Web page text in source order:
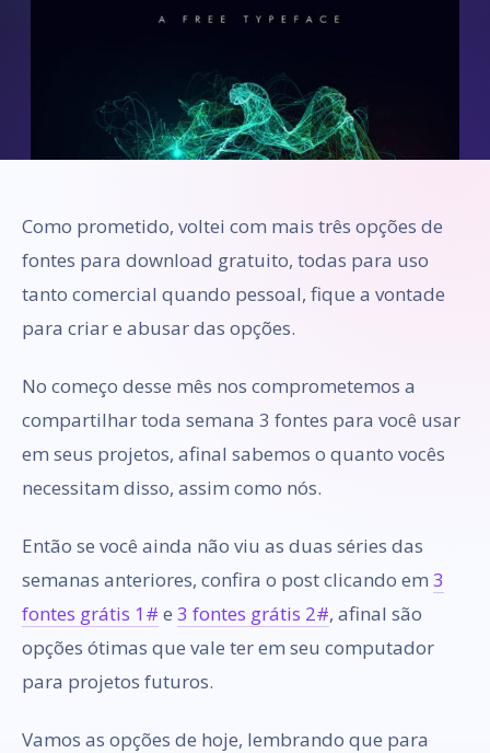
Como prometido, voltei com mais três opções de
fontes para download gratuito, todas para uso
tanto comercial quando pessoal, fique a vontade
para criar e abusar das opções.
No começo desse mês nos comprometemos a
compartilhar toda semana 3 fontes para você usar
em seus projetos, afinal sabemos o quanto vocês
necessitam disso, assim como nós.
Então se você ainda não viu as duas séries das
semanas anteriores, confira o post clicando em 3
fontes grátis 1# e 3 fontes grátis 2#, afinal são
opções ótimas que vale ter em seu computador
para projetos futuros.
Vamos as opções de hoje, lembrando que para